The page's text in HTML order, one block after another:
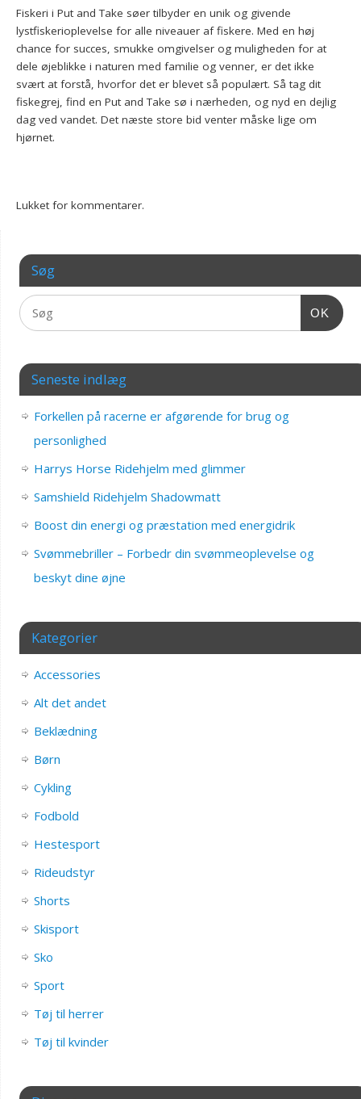
Fiskeri i Put and Take søer tilbyder en unik og givende
lystfiskerioplevelse for alle niveauer af fiskere. Med en høj
chance for succes, smukke omgivelser og muligheden for at
dele øjeblikke i naturen med familie og venner, er det ikke
svært at forstå, hvorfor det er blevet så populært. Så tag dit
fiskegrej, find en Put and Take sø i nærheden, og nyd en dejlig
dag ved vandet. Det næste store bid venter måske lige om
hjørnet.
Lukket for kommentarer.
Søg
OK
Seneste indlæg
Forkellen på racerne er afgørende for brug og
personlighed
Harrys Horse Ridehjelm med glimmer
Samshield Ridehjelm Shadowmatt
Boost din energi og præstation med energidrik
Svømmebriller – Forbedr din svømmeoplevelse og
beskyt dine øjne
Kategorier
Accessories
Alt det andet
Beklædning
Børn
Cykling
Fodbold
Hestesport
Rideudstyr
Shorts
Skisport
Sko
Sport
Tøj til herrer
Tøj til kvinder